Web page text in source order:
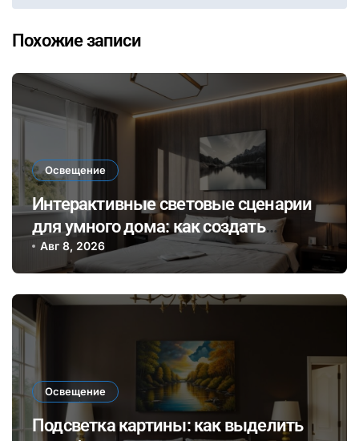
Похожие записи
Освещение
Интерактивные световые сценарии
для умного дома: как создать
динамичное освещение по
настроению и времени суток
Авг 8, 2026
Освещение
Подсветка картины: как выделить